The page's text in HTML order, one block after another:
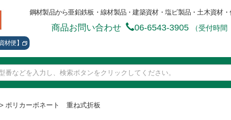
材便】
鋼材製品から亜鉛鉄板・線材製品・建築資材・塩ビ製品・土木資材
商品お問い合わせ 06-6543-3905 （受付時
> ポリカーボネート 重ね式折板